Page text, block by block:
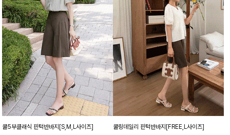
쿨5부클래식 핀턱반바지[S,M,L사이즈] 쿨링데일리 핀턱반바지[FREE,L사이즈]